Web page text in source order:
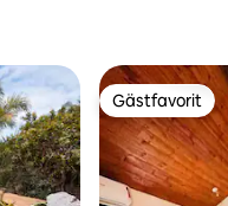
Gästfavorit
Gästfavorit